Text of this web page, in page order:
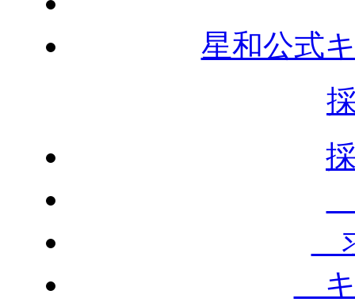
星和公式
キ